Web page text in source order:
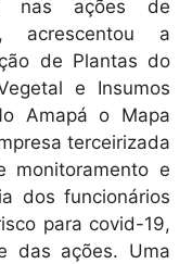
nas ações de
acrescentou a
de Plantas do
e Insumos
Amapá o Mapa
terceirizada
monitoramento e
dos funcionários
para covid-19,
das ações. Uma